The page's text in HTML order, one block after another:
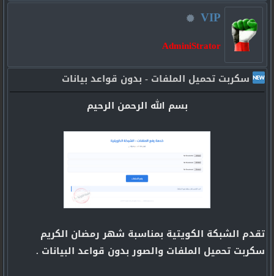
VIP
AdminiStrator
سكربت تحميل الملفات - بدون قواعد بيانات
بسم الله الرحمن الرحيم
تقدم الشبكة الكويتية بمناسبة شهر رمضان الكريم
سكربت تحميل الملفات والصور بدون قواعد البيانات .